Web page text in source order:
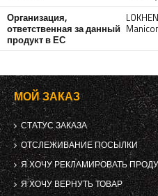
Организация,
ответственная за данный
продукт в ЕС
МОЙ ЗАКАЗ
СТАТУС ЗАКАЗА
ОТСЛЕЖИВАНИЕ ПОСЫЛКИ
Я ХОЧУ РЕКЛАМИРОВАТЬ
Я ХОЧУ ВЕРНУТЬ ТОВАР